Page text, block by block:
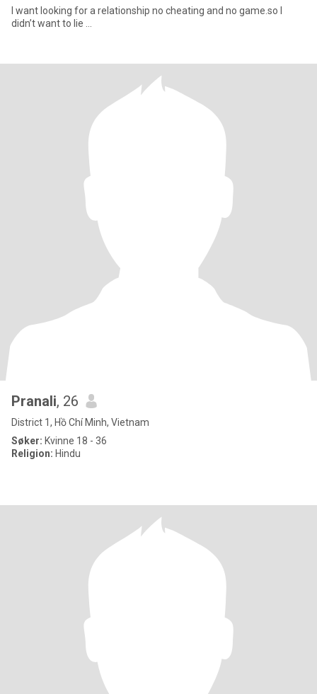
I want looking for a relationship no cheating and no game.so I
didn’t want to lie …
Pranali, 26
District 1, Hồ Chí Minh, Vietnam
Søker: Kvinne 18 - 36
Religion: Hindu